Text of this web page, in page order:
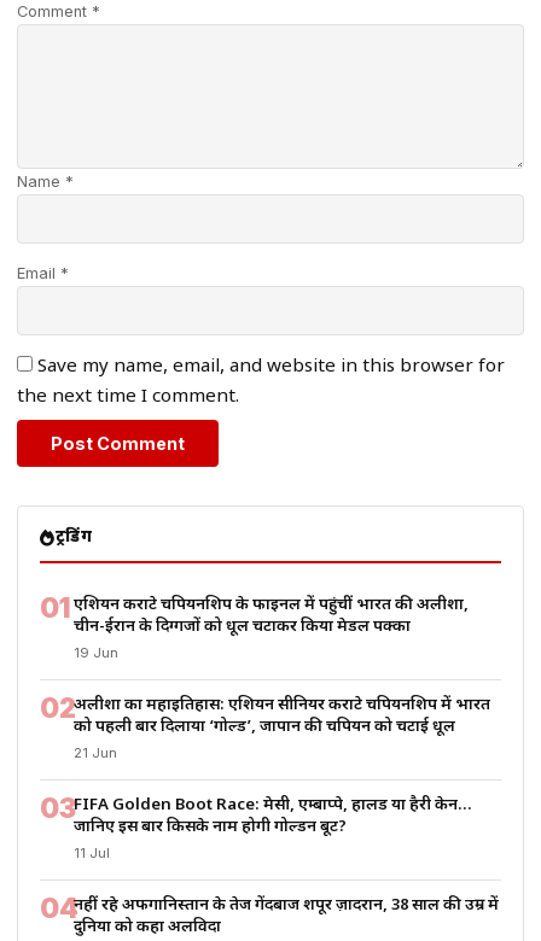
Comment *
Name *
Email *
Save my name, email, and website in this browser for
the next time I comment.
ट्रेंडिंग
01एशियन कराटे चैंपियनशिप के फाइनल में पहुंचीं भारत की अलीशा,
चीन-ईरान के दिग्गजों को धूल चटाकर किया मेडल पक्का
19 Jun
02अलीशा का महाइतिहास: एशियन सीनियर कराटे चैंपियनशिप में भारत
को पहली बार दिलाया ‘गोल्ड’, जापान की चैंपियन को चटाई धूल
21 Jun
03FIFA Golden Boot Race: मेसी, एम्बाप्पे, हालैंड या हैरी केन…
जानिए इस बार किसके नाम होगी गोल्डन बूट?
11 Jul
04नहीं रहे अफगानिस्तान के तेज गेंदबाज शपूर ज़ादरान, 38 साल की उम्र में
दुनिया को कहा अलविदा